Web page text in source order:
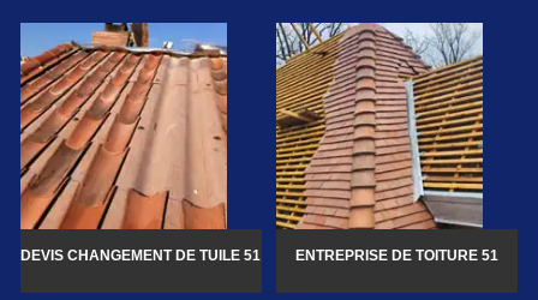
DEVIS CHANGEMENT DE TUILE 51 ENTREPRISE DE TOITURE 51